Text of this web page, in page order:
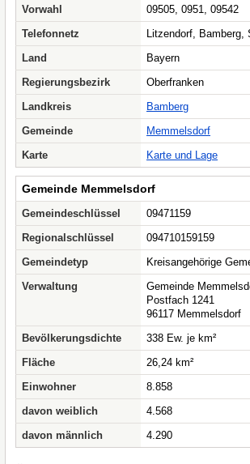
Vorwahl
09505, 0951, 09542
Telefonnetz
Litzendorf, Bamberg,
Land
Bayern
Regierungsbezirk
Oberfranken
Landkreis
Bamberg
Gemeinde
Memmelsdorf
Karte
Karte und Lage
Gemeinde Memmelsdorf
Gemeindeschlüssel
09471159
Regionalschlüssel
094710159159
Gemeindetyp
Kreisangehörige
Verwaltung
Gemeinde
Postfach 1241
96117 Memmelsdorf
Bevölkerungsdichte
338 Ew. je km²
Fläche
26,24 km²
Einwohner
8.858
davon weiblich
4.568
davon männlich
4.290